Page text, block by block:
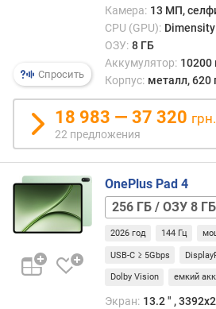
й
д
г
о
н
а
ь
д
Спросить
Камера: 13 МП,
CPU (GPU):
ОЗУ: 8 ГБ
Аккумулятор: 10200
Корпус: металл, 620
18 983 — 37 320 грн.
22 предложения
OnePlus Pad 4
256 ГБ
/
ОЗУ
12
ГБ 512 ГБ
2026 год 144 Гц
USB-C ≥ 5Gbps
Dolby Vision емкий
Экран: 13.2 ″ ,